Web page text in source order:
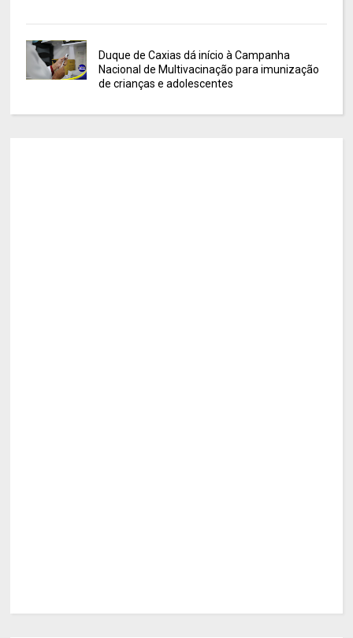
Duque de Caxias dá início à Campanha
Nacional de Multivacinação para imunização
de crianças e adolescentes